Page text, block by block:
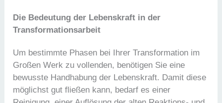
Die Bedeutung der Lebenskraft in der
Transformationsarbeit
Um bestimmte Phasen bei Ihrer Transformation im
Großen Werk zu vollenden, benötigen Sie eine
bewusste Handhabung der Lebenskraft. Damit diese
möglichst gut fließen kann, bedarf es einer